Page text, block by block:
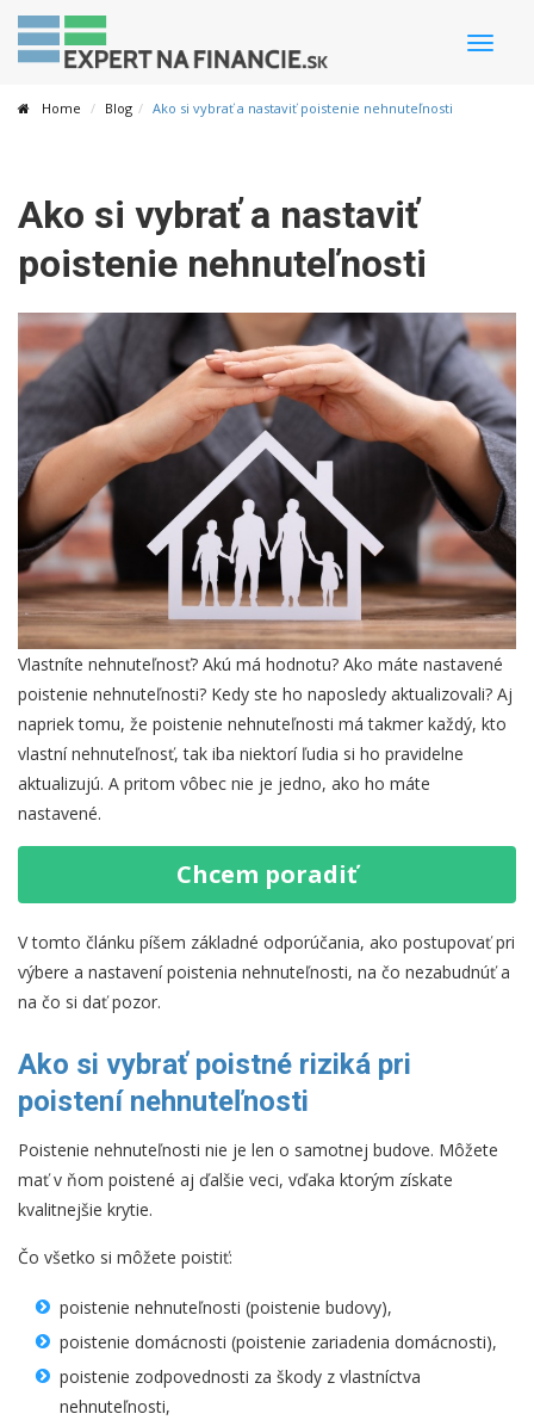
Toggle
Home Blog Ako si vybrať a nastaviť poistenie nehnuteľnosti
Ako si vybrať a nastaviť
poistenie nehnuteľnosti
Vlastníte nehnuteľnosť? Akú má hodnotu? Ako máte nastavené
poistenie nehnuteľnosti? Kedy ste ho naposledy aktualizovali? Aj
napriek tomu, že poistenie nehnuteľnosti má takmer každý, kto
vlastní nehnuteľnosť, tak iba niektorí ľudia si ho pravidelne
aktualizujú. A pritom vôbec nie je jedno, ako ho máte
nastavené.
Chcem poradiť
V tomto článku píšem základné odporúčania, ako postupovať pri
výbere a nastavení poistenia nehnuteľnosti, na čo nezabudnúť a
na čo si dať pozor.
Ako si vybrať poistné riziká pri
poistení nehnuteľnosti
Poistenie nehnuteľnosti nie je len o samotnej budove. Môžete
mať v ňom poistené aj ďalšie veci, vďaka ktorým získate
kvalitnejšie krytie.
Čo všetko si môžete poistiť:
poistenie nehnuteľnosti (poistenie budovy),
poistenie domácnosti (poistenie zariadenia domácnosti),
poistenie zodpovednosti za škody z vlastníctva
nehnuteľnosti,